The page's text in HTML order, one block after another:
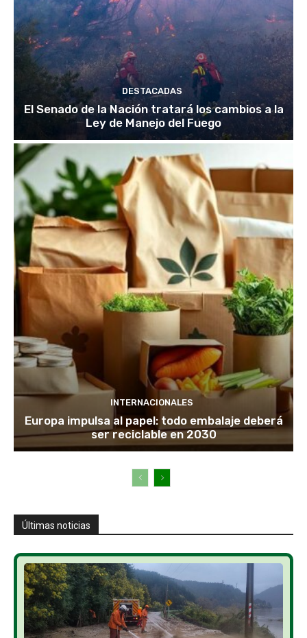
DESTACADAS
El Senado de la Nación tratará los cambios a la
Ley de Manejo del Fuego
INTERNACIONALES
Europa impulsa al papel: todo embalaje deberá
ser reciclable en 2030
Últimas noticias